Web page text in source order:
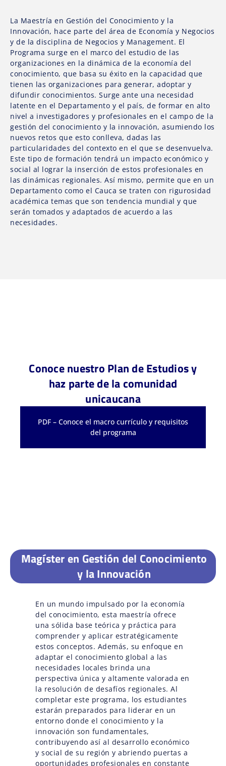
La Maestría en Gestión del Conocimiento y la
Innovación, hace parte del área de Economía y Negocios
y de la disciplina de Negocios y Management. El
Programa surge en el marco del estudio de las
organizaciones en la dinámica de la economía del
conocimiento, que basa su éxito en la capacidad que
tienen las organizaciones para generar, adoptar y
difundir conocimientos. Surge ante una necesidad
latente en el Departamento y el país, de formar en alto
nivel a investigadores y profesionales en el campo de la
gestión del conocimiento y la innovación, asumiendo los
nuevos retos que esto conlleva, dadas las
particularidades del contexto en el que se desenvuelva.
Este tipo de formación tendrá un impacto económico y
social al lograr la inserción de estos profesionales en
las dinámicas regionales. Así mismo, permite que en un
Departamento como el Cauca se traten con rigurosidad
académica temas que son tendencia mundial y que
serán tomados y adaptados de acuerdo a las
necesidades.
Conoce nuestro Plan de Estudios y
haz parte de la comunidad
unicaucana
PDF – Conoce el macro currículo y requisitos
del programa
Magíster en Gestión del Conocimiento
y la Innovación
En un mundo impulsado por la economía
del conocimiento, esta maestría ofrece
una sólida base teórica y práctica para
comprender y aplicar estratégicamente
estos conceptos. Además, su enfoque en
adaptar el conocimiento global a las
necesidades locales brinda una
perspectiva única y altamente valorada en
la resolución de desafíos regionales. Al
completar este programa, los estudiantes
estarán preparados para liderar en un
entorno donde el conocimiento y la
innovación son fundamentales,
contribuyendo así al desarrollo económico
y social de su región y abriendo puertas a
oportunidades profesionales en constante